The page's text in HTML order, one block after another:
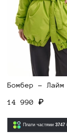
Бомбер - Лайм
14 990 ₽
Плати частями 3747